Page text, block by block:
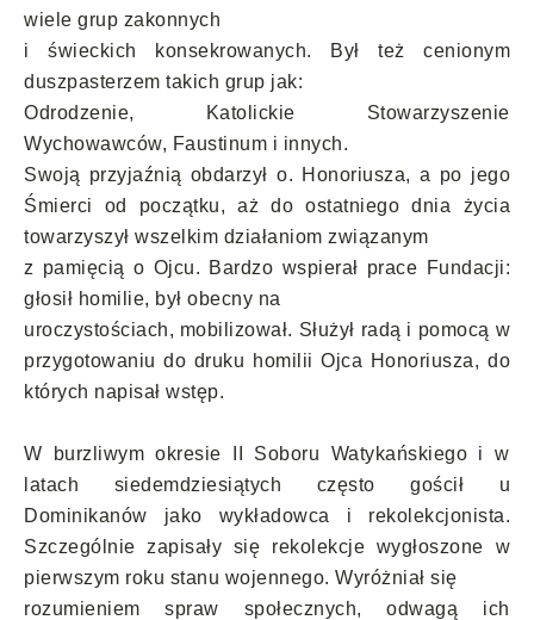
wiele grup zakonnych
i świeckich konsekrowanych. Był też cenionym
duszpasterzem takich grup jak:
Odrodzenie, Katolickie Stowarzyszenie
Wychowawców, Faustinum i innych.
Swoją przyjaźnią obdarzył o. Honoriusza, a po jego
Śmierci od początku, aż do ostatniego dnia życia
towarzyszył wszelkim działaniom związanym
z pamięcią o Ojcu. Bardzo wspierał prace Fundacji:
głosił homilie, był obecny na
uroczystościach, mobilizował. Służył radą i pomocą w
przygotowaniu do druku homilii Ojca Honoriusza, do
których napisał wstęp.
W burzliwym okresie II Soboru Watykańskiego i w
latach siedemdziesiątych często gościł u
Dominikanów jako wykładowca i rekolekcjonista.
Szczególnie zapisały się rekolekcje wygłoszone w
pierwszym roku stanu wojennego. Wyróżniał się
rozumieniem spraw społecznych, odwagą ich